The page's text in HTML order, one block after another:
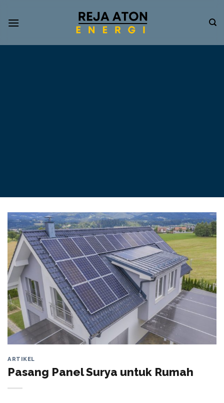
Informasi
ARTIKEL
Pasang Panel Surya untuk Rumah